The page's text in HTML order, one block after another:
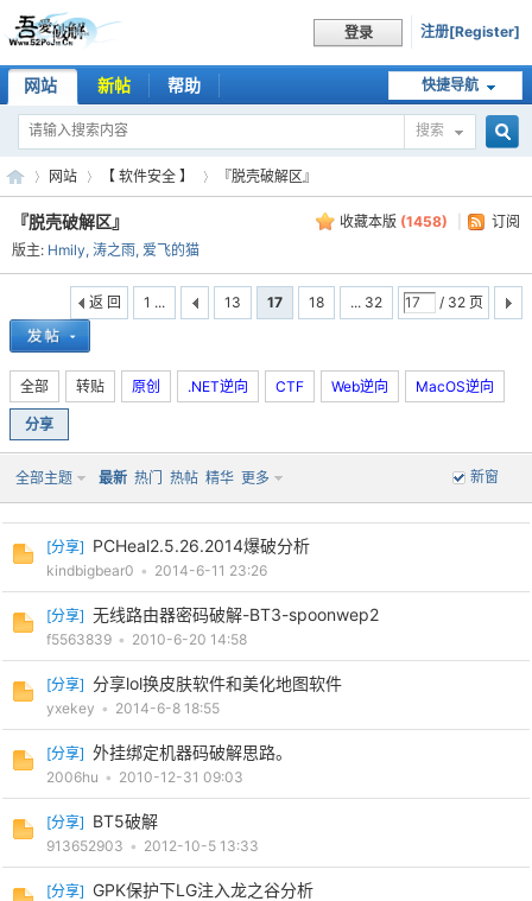
登录 注册[Register]
快捷导航
网站 新帖 帮助
搜索
吾
破
»
网站
›
【 软件安全 】
›
『脱壳破解区』
收藏本版 (1458) 订阅
『脱壳破解区』
版主: Hmily, 涛之雨, 爱飞的猫
1 ... 13 17 18 ... 32 / 32 页
返 回
全部 转贴 原创 .NET逆向 CTF Web逆向 MacOS逆向
分享
新窗
全部主题 最新 热门 热帖 精华 更多
[分享] PCHeal2.5.26.2014爆破分析
kindbigbear0 • 2014-6-11 23:26
[分享] 无线路由器密码破解-BT3-spoonwep2
f5563839 • 2010-6-20 14:58
[分享] 分享lol换皮肤软件和美化地图软件
yxekey • 2014-6-8 18:55
[分享] 外挂绑定机器码破解思路。
2006hu • 2010-12-31 09:03
[分享] BT5破解
913652903 • 2012-10-5 13:33
[分享] GPK保护下LG注入龙之谷分析